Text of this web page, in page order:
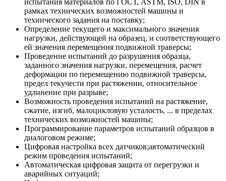
испытания материалов по ГОСТ, ASTM, ISO, DIN в
рамках технических возможностей машины и
технического задания на поставку;
Определение текущего и максимального значения
нагрузки, действующей на образец, и соответствующего
ей значения перемещения подвижной траверсы;
Проведение испытаний до разрушения образца,
заданного значения нагрузки, перемещения, расчет
деформации по перемещению подвижной траверсы,
предел текучести при растяжении, относительное
удлинение при разрыве;
Возможность проведения испытаний на растяжение,
сжатие, изгиб, малоцикловую усталость, ... в пределах
технических возможностей машины;
Программирование параметров испытаний образцов в
диалоговом режиме;
Цифровая настройка всех датчиков;автоматический
режим проведения испытаний;
Автоматическая цифровая защита от перегрузки и
аварийных ситуаций;